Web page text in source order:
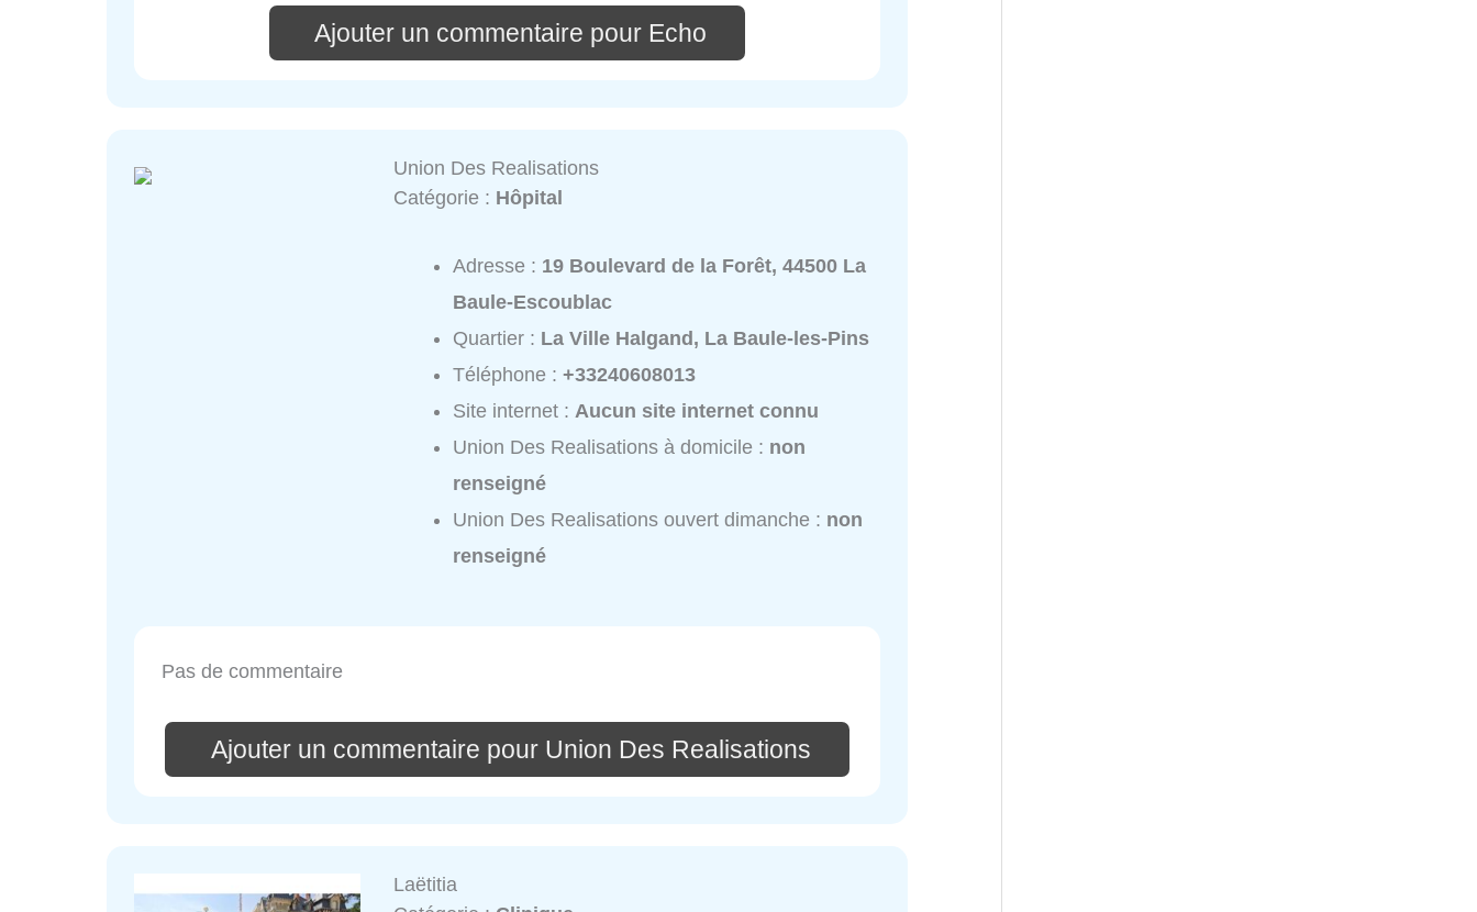
Ajouter un commentaire pour Echo
Union Des Realisations
Catégorie : Hôpital
Adresse : 19 Boulevard de la Forêt, 44500 La
Baule-Escoublac
Quartier : La Ville Halgand, La Baule-les-Pins
Téléphone :+33240608013
Site internet : Aucun site internet connu
Union Des Realisations à domicile : non
renseigné
Union Des Realisations ouvert dimanche : non
renseigné
Pas de commentaire
Ajouter un commentaire pour Union Des Realisations
Laëtitia